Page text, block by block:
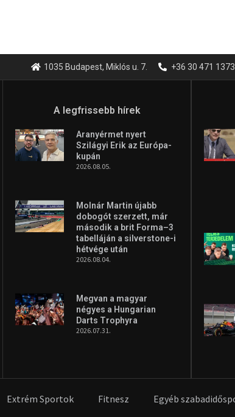
1035 Budapest, Miklós u. 7. +36 30 471 1373
A legfrissebb hírek
Aranyérmet nyert
Szilágyi Erik az Európa-
kupán
2026.08.05.
Molnár Martin újabb
dobogót szerzett, már
második a brit Forma–3
tabelláján a silverstone-i
hétvége után
2026.08.04.
Megvan a magyar
négyes a Hungarian
Darts Trophyra
2026.07.31.
Extrém Sportok Fitnesz Egyéb